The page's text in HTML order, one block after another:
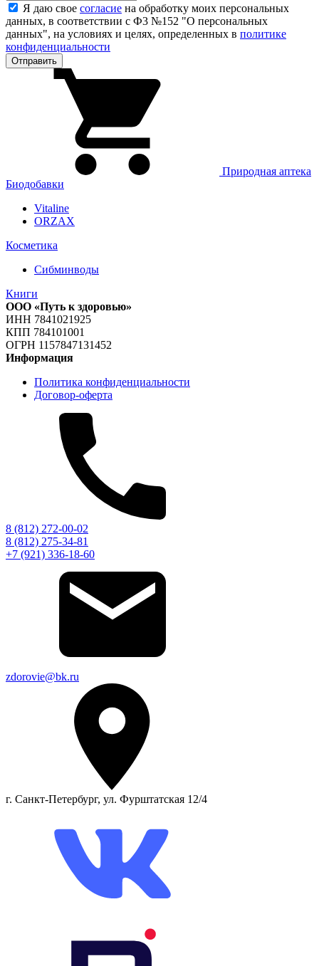
Я даю свое согласие на обработку моих персональных
данных, в соответствии с Ф3 №152 "О персональных
данных", на условиях и целях, определенных в политике
конфиденциальности
Природная аптека
Биодобавки
Vitaline
ORZAX
Косметика
Сибминводы
Книги
ООО «Путь к здоровью»
ИНН 7841021925
КПП 784101001
ОГРН 1157847131452
Информация
Политика конфиденциальности
Договор-оферта
8 (812) 272-00-02
8 (812) 275-34-81
+7 (921) 336-18-60
zdorovie@bk.ru
г. Санкт-Петербург, ул. Фурштатская 12/4